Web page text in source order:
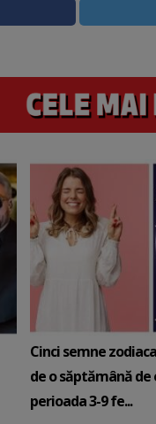
Cinci semne
de o săptămână de
perioada 3-9 fe...